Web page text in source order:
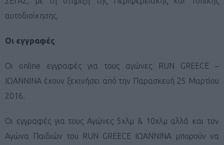
αυτοδιοίκησης.
Οι εγγραφές
Οι online
εγγραφές για τους αγώνες RUN GREECE –
ΙΩΑΝΝΙΝΑ έχουν ξεκινήσει από την Παρασκευή 25 Μαρτίου
2016.
Οι εγγραφές για τους Αγώνες 5χλμ & 10χλμ αλλά και τον
Αγώνα Παιδιών του RUN GREECE ΙΩΑΝΝΙΝΑ μπορούν να